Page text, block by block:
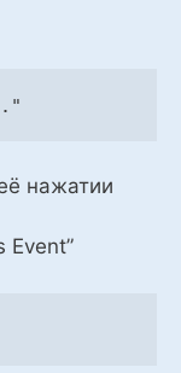
нажатии
Event”